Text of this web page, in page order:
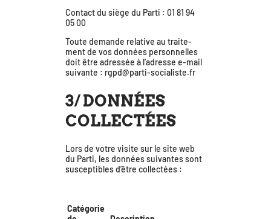
Contact du siège du Parti : 01 81 94
05 00
Toute demande rela­tive au trai­te­
ment de vos don­nées per­son­nelles
doit être adres­sée à l’adresse e‑mail
sui­vante : rgpd@parti-socialiste.fr
3/ DONNÉES
COLLECTÉES
Lors de votre visite sur le site web
du Parti, les don­nées sui­vantes sont
sus­cep­tibles d’être collectées :
Catégorie